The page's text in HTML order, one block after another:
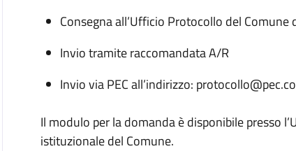
Consegna all’Ufficio Protocollo del
Invio tramite raccomandata A/R
Invio via PEC all’indirizzo:
Il modulo per la domanda è disponibile presso
istituzionale del Comune.